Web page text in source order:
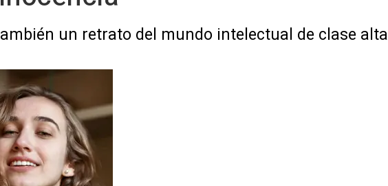
un retrato del mundo intelectual de clase alta